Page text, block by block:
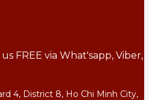
FREE via What'sapp, Viber,
4, District 8, Ho Chi Minh City,